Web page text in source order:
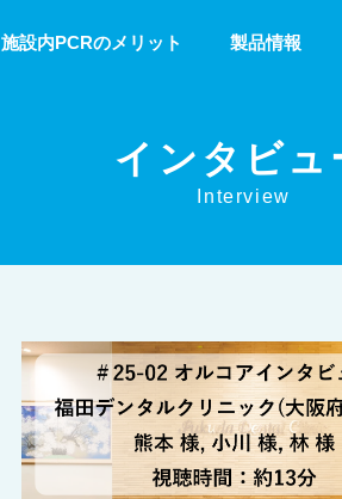
施設内PCRのメリット 製品情報
インタビュ
Interview